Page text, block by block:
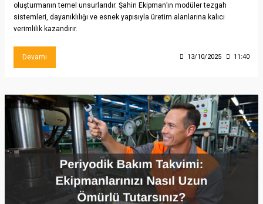
oluşturmanın temel unsurlarıdır. Şahin Ekipman’ın modüler tezgah
sistemleri, dayanıklılığı ve esnek yapısıyla üretim alanlarına kalıcı
verimlilik kazandırır.
Devamı 13/10/2025 11:40